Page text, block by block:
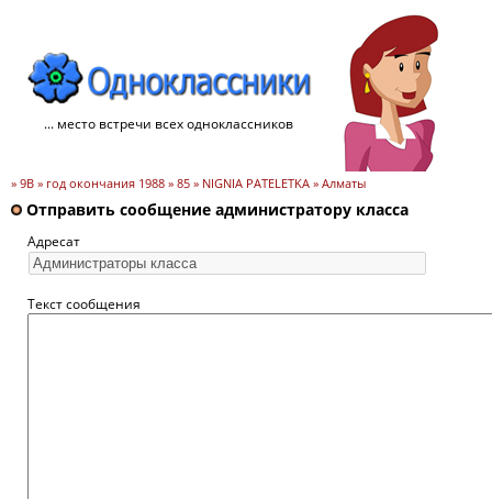
... место встречи всех одноклассников
» 9B » год окончания 1988 » 85 » NIGNIA PATELETKA » Алматы
Отправить сообщение администратору класса
Адресат
Текст сообщения